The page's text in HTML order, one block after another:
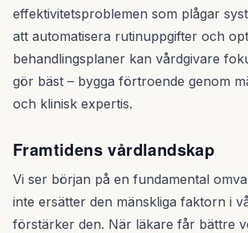
effektivitetsproblemen som plågar
att automatisera rutinuppgifter och
behandlingsplaner kan vårdgivare
gör bäst – bygga förtroende genom
och klinisk expertis.
Framtidens vårdlandskap
Vi ser början på en fundamental
inte ersätter den mänskliga faktorn i
förstärker den. När läkare får bättre